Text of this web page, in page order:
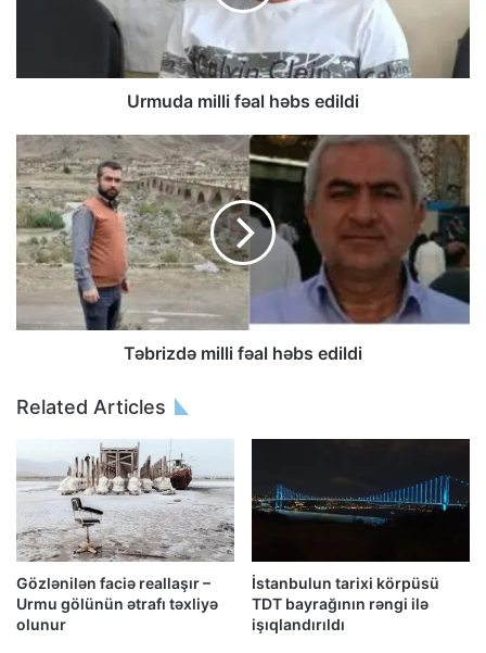
Urmuda milli fəal həbs edildi
Təbrizdə milli fəal həbs edildi
Related Articles
Gözlənilən faciə reallaşır –
Urmu gölünün ətrafı təxliyə
olunur
İstanbulun tarixi körpüsü
TDT bayrağının rəngi ilə
işıqlandırıldı